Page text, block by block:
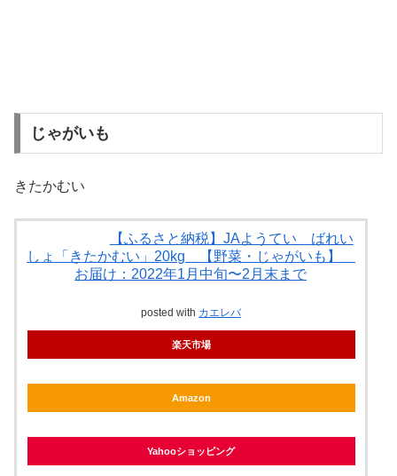
じゃがいも
きたかむい
【ふるさと納税】JAようてい ばれい
しょ「きたかむい」20kg 【野菜・じゃがいも】
お届け：2022年1月中旬〜2月末まで
posted with カエレバ
楽天市場
Amazon
Yahooショッピング